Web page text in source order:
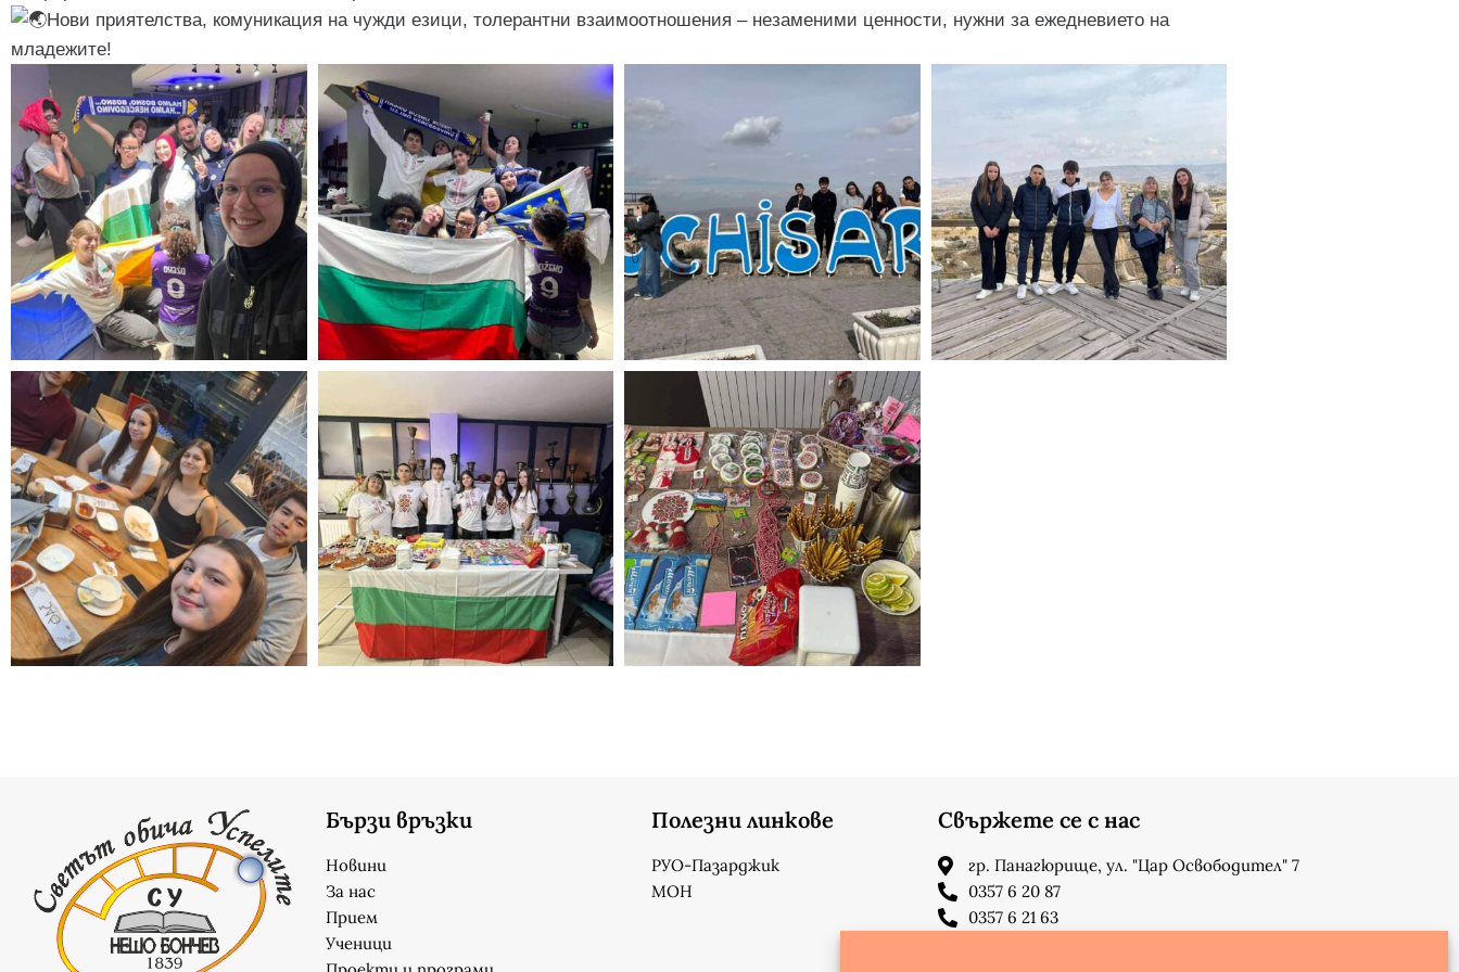
Нови приятелства, комуникация на чужди езици, толерантни взаимоотношения – незаменими ценности, нужни за ежедневието на
младежите!
Бързи връзки
Новини
За нас
Прием
Ученици
Полезни линкове
РУО-Пазарджик
МОН
Свържете се с нас
гр. Панагюрище, ул. "Цар Освободител" 7
0357 6 20 87
0357 6 21 63